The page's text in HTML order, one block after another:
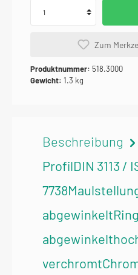
Zum
Produktnummer: 518.3000
Gewicht: 1.3 kg
Beschreibung
ProfilDIN 3113 /
abgewinkeltRing